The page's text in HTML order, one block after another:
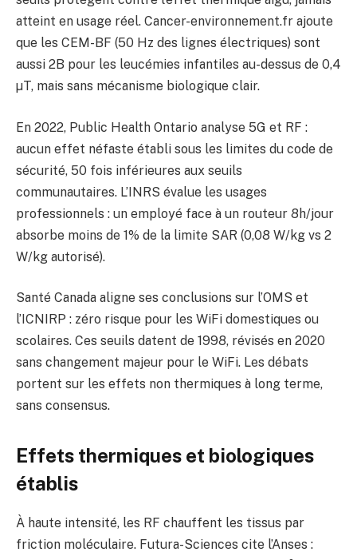
atteint en usage réel. Cancer-environnement.fr ajoute
que les CEM-BF (50 Hz des lignes électriques) sont
aussi 2B pour les leucémies infantiles au-dessus de 0,4
µT, mais sans mécanisme biologique clair.
En 2022, Public Health Ontario analyse 5G et RF :
aucun effet néfaste établi sous les limites du code de
sécurité, 50 fois inférieures aux seuils
communautaires. L’INRS évalue les usages
professionnels : un employé face à un routeur 8h/jour
absorbe moins de 1% de la limite SAR (0,08 W/kg vs 2
W/kg autorisé).
Santé Canada aligne ses conclusions sur l’OMS et
l’ICNIRP : zéro risque pour les WiFi domestiques ou
scolaires. Ces seuils datent de 1998, révisés en 2020
sans changement majeur pour le WiFi. Les débats
portent sur les effets non thermiques à long terme,
sans consensus.
Effets thermiques et biologiques
établis
À haute intensité, les RF chauffent les tissus par
friction moléculaire. Futura-Sciences cite l’Anses :